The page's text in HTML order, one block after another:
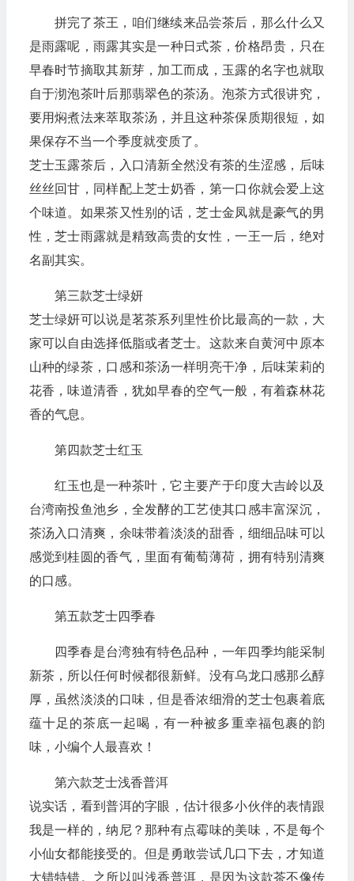
拼完了茶王，咱们继续来品尝茶后，那么什么又
是雨露呢，雨露其实是一种日式茶，价格昂贵，只在
早春时节摘取其新芽，加工而成，玉露的名字也就取
自于沏泡茶叶后那翡翠色的茶汤。泡茶方式很讲究，
要用焖煮法来萃取茶汤，并且这种茶保质期很短，如
果保存不当一个季度就变质了。
芝士玉露茶后，入口清新全然没有茶的生涩感，后味
丝丝回甘，同样配上芝士奶香，第一口你就会爱上这
个味道。如果茶又性别的话，芝士金凤就是豪气的男
性，芝士雨露就是精致高贵的女性，一王一后，绝对
名副其实。
第三款芝士绿妍
芝士绿妍可以说是茗茶系列里性价比最高的一款，大
家可以自由选择低脂或者芝士。这款来自黄河中原本
山种的绿茶，口感和茶汤一样明亮干净，后味茉莉的
花香，味道清香，犹如早春的空气一般，有着森林花
香的气息。
第四款芝士红玉
红玉也是一种茶叶，它主要产于印度大吉岭以及
台湾南投鱼池乡，全发酵的工艺使其口感丰富深沉，
茶汤入口清爽，余味带着淡淡的甜香，细细品味可以
感觉到桂圆的香气，里面有葡萄薄荷，拥有特别清爽
的口感。
第五款芝士四季春
四季春是台湾独有特色品种，一年四季均能采制
新茶，所以任何时候都很新鲜。没有乌龙口感那么醇
厚，虽然淡淡的口味，但是香浓细滑的芝士包裹着底
蕴十足的茶底一起喝，有一种被多重幸福包裹的韵
味，小编个人最喜欢！
第六款芝士浅香普洱
说实话，看到普洱的字眼，估计很多小伙伴的表情跟
我是一样的，纳尼？那种有点霉味的美味，不是每个
小仙女都能接受的。但是勇敢尝试几口下去，才知道
大错特错。之所以叫浅香普洱，是因为这款茶不像传